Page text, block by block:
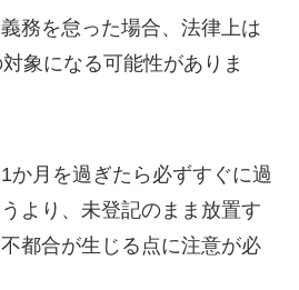
務を怠った場合、法律上は
象になる可能性がありま
か月を過ぎたら必ずすぐに過
より、未登記のまま放置す
都合が生じる点に注意が必